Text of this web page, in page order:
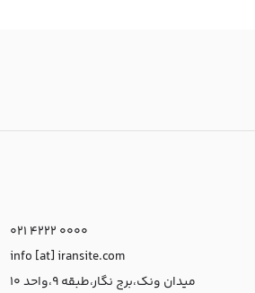
021 4222 0000
info [at] iransite.com
میدان ونک،برج نگار،طبقه 9،واحد 10